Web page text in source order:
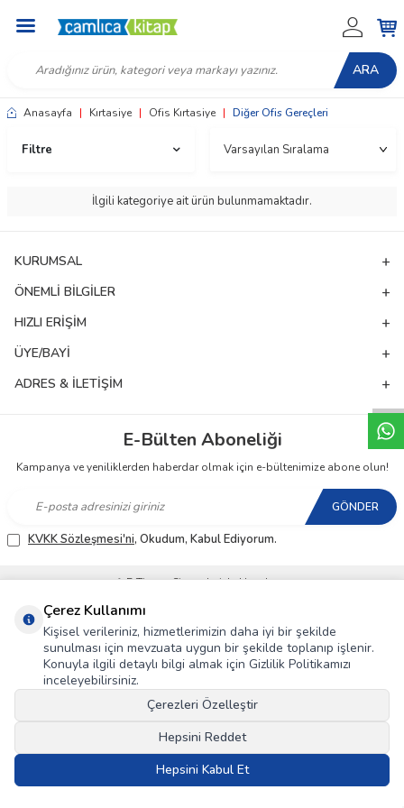
W
h
t
a
p
p
D
e
s
e
H
a
t
t
ARA
Anasayfa | Kırtasiye | Ofis Kırtasiye | Diğer Ofis Gereçleri
Filtre
İlgili kategoriye ait ürün bulunmamaktadır.
KURUMSAL
ÖNEMLI BILGILER
HIZLI ERIŞIM
ÜYE/BAYI
ADRES & İLETIŞIM
E-Bülten Aboneliği
Kampanya ve yeniliklerden haberdar olmak için e-bültenimize abone olun!
GÖNDER
KVKK Sözleşmesi'ni, Okudum, Kabul Ediyorum.
T-SoftE-TicaretSistemleriyle Hazırlanmıştır.
Çerez Kullanımı
Kişisel verileriniz, hizmetlerimizin daha iyi bir şekilde
sunulması için mevzuata uygun bir şekilde toplanıp işlenir.
Konuyla ilgili detaylı bilgi almak için Gizlilik Politikamızı
inceleyebilirsiniz.
Çerezleri Özelleştir
Hepsini Reddet
Hepsini Kabul Et